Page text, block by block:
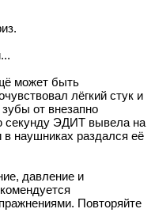
может быть
лёгкий стук и
зубы от внезапно
секунду ЭДИТ вывела на
в наушниках раздался её
давление и
Повторяйте